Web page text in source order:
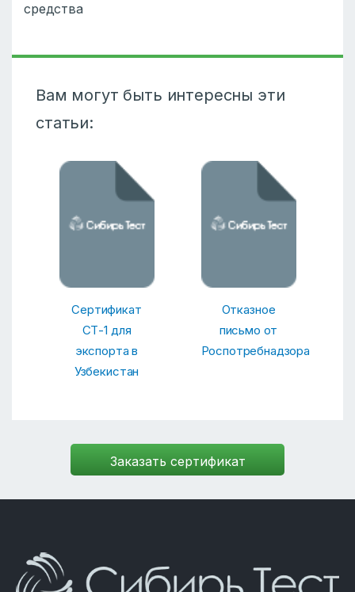
средства
Вам могут быть интересны эти
статьи:
Сертификат
СТ-1 для
экспорта в
Узбекистан
Отказное
письмо от
Роспотребнадзора